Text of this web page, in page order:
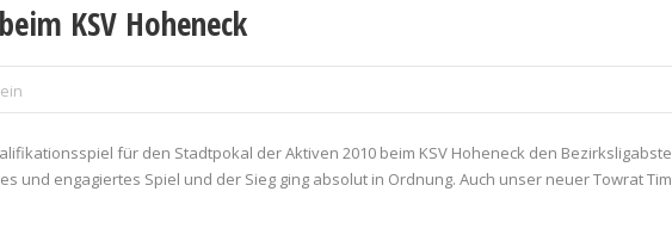
KSV Hoheneck
für den Stadtpokal der Aktiven 2010 beim KSV Hoheneck den
und engagiertes Spiel und der Sieg ging absolut in Ordnung. Auch unser neuer Towrat